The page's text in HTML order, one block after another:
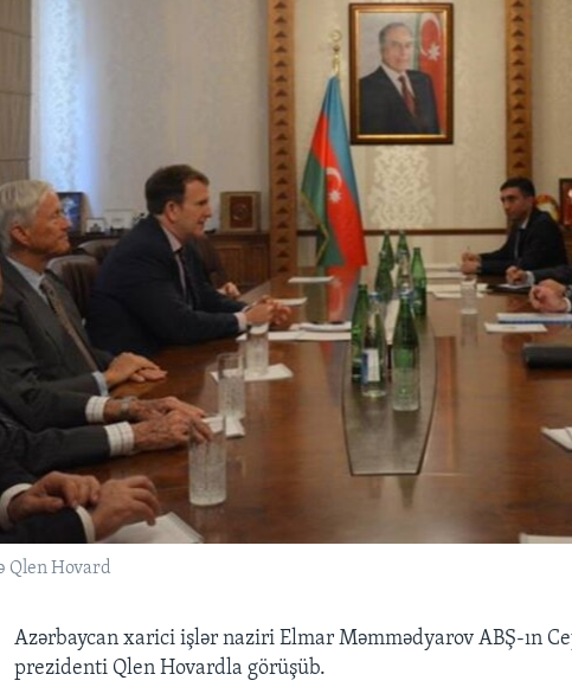
Qlen Hovard
Azərbaycan xarici işlər naziri Elmar Məmmədyarov ABŞ-ın
prezidenti Qlen Hovardla görüşüb.